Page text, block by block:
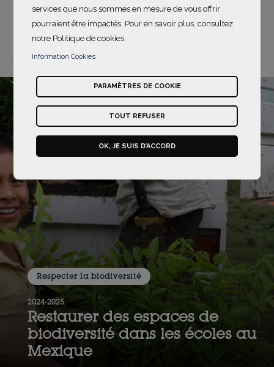
Website
1 - 2 / 2
Respecter la biodiversité
2024-2025
Restaurer des espaces de
biodiversité dans les écoles au
Mexique
services que nous sommes en mesure de vous offrir
pourraient être impactés. Pour en savoir plus, consultez
notre Politique de cookies.
Information Cookies
PARAMÈTRES DE COOKIE
TOUT REFUSER
OK, JE SUIS D’ACCORD